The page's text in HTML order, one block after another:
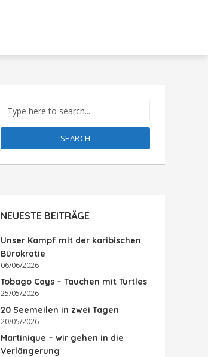
SEARCH
NEUESTE BEITRÄGE
Unser Kampf mit der karibischen
Bürokratie
06/06/2026
Tobago Cays – Tauchen mit Turtles
25/05/2026
20 Seemeilen in zwei Tagen
20/05/2026
Martinique – wir gehen in die
Verlängerung